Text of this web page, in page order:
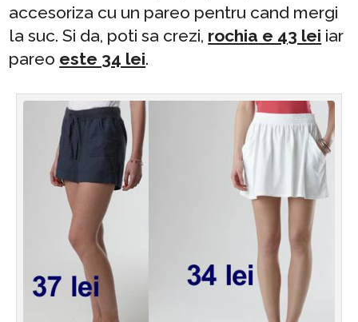
accesoriza cu un pareo pentru cand mergi
la suc. Si da, poti sa crezi, rochia e 43 lei iar
pareo este 34 lei.